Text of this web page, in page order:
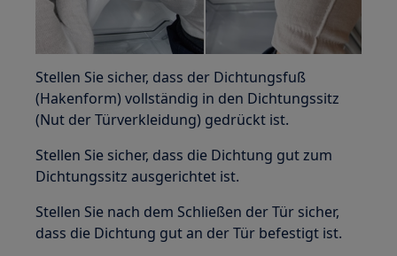
Stellen Sie sicher, dass der Dichtungsfuß
(Hakenform) vollständig in den Dichtungssitz
(Nut der Türverkleidung) gedrückt ist.
Stellen Sie sicher, dass die Dichtung gut zum
Dichtungssitz ausgerichtet ist.
Stellen Sie nach dem Schließen der Tür sicher,
dass die Dichtung gut an der Tür befestigt ist.